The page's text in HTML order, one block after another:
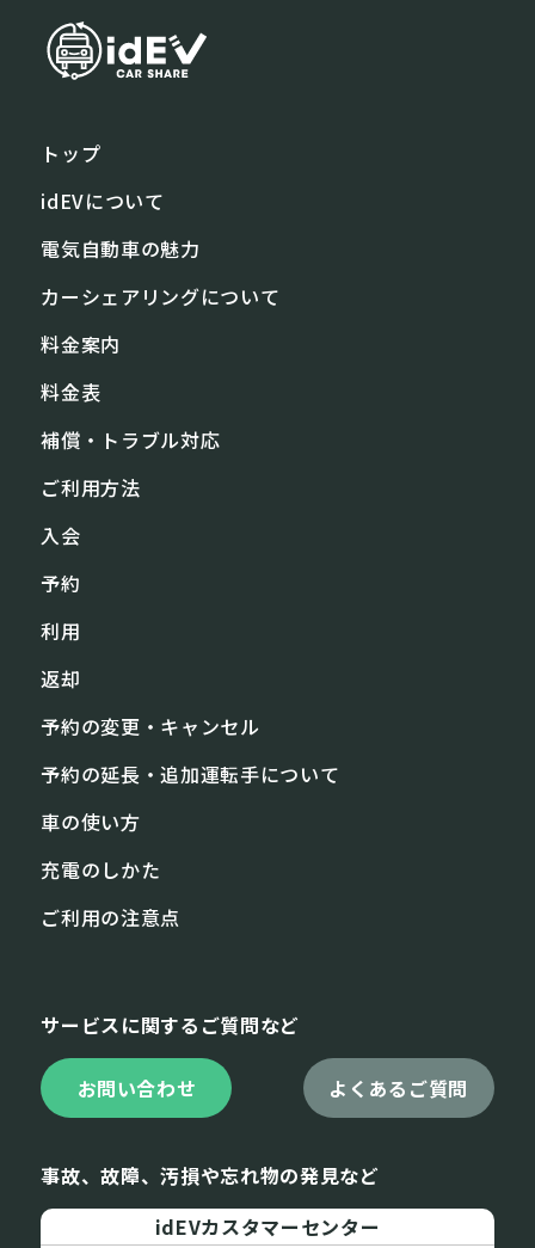
トップ
idEVについて
電気⾃動⾞の魅⼒
カーシェアリングについて
料⾦案内
料金表
補償・トラブル対応
ご利⽤⽅法
入会
予約
利⽤
返却
予約の変更・キャンセル
予約の延長・追加運転手について
⾞の使い⽅
充電のしかた
ご利⽤の注意点
サービスに関するご質問など
お問い合わせ よくあるご質問
事故、故障、汚損や忘れ物の発見など
idEVカスタマーセンター